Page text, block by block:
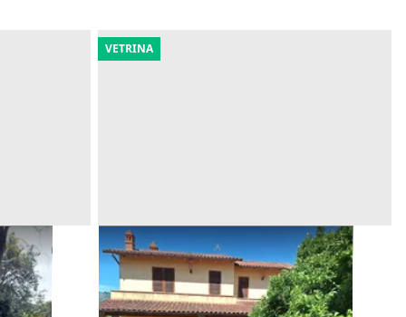
VETRINA
Asta Casa con autorimessa e verde
piantumato
Offerta minima
286.980 €